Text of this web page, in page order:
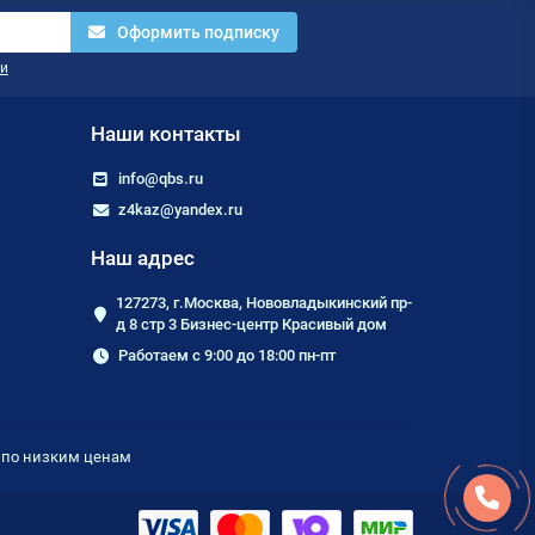
Оформить подписку
Наши контакты
info@qbs.ru
z4kaz@yandex.ru
Наш адрес
127273, г.Москва, Нововладыкинский пр-
д 8 стр 3 Бизнес-центр Красивый дом
Работаем с 9:00 до 18:00 пн-пт
по низким ценам